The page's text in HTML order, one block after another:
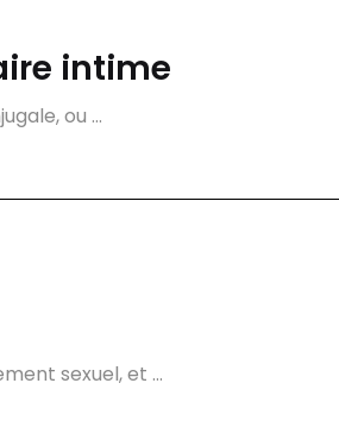
intime
ou ...
sexuel, et ...